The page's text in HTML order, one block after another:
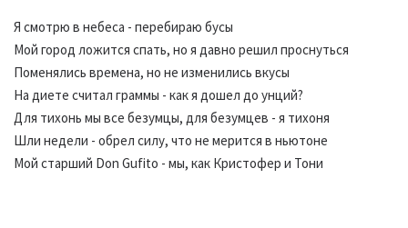
Я смотрю в небеса - перебираю бусы
Мой город ложится спать, но я давно решил проснуться
Поменялись времена, но не изменились вкусы
На диете считал граммы - как я дошел до унций?
Для тихонь мы все безумцы, для безумцев - я тихоня
Шли недели - обрел силу, что не мерится в ньютоне
Мой старший Don Gufito - мы, как Кристофер и Тони